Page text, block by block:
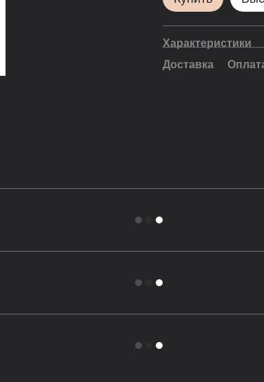
Характеристики
Доставка